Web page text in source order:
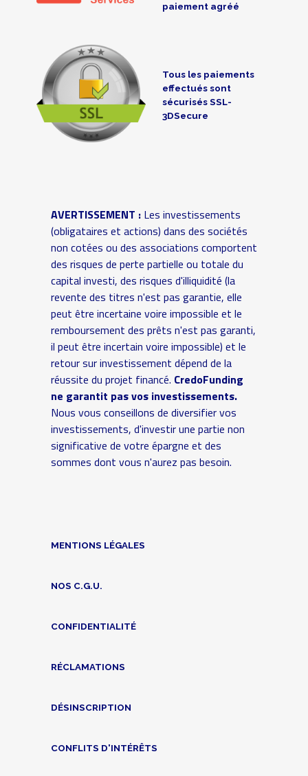
paiement agréé
Tous les paiements
effectués sont
sécurisés SSL-
3DSecure
AVERTISSEMENT :Les investissements
(obligataires et actions) dans des sociétés
non cotées ou des associations comportent
des risques de perte partielle ou totale du
capital investi, des risques d'illiquidité (la
revente des titres n'est pas garantie, elle
peut être incertaine voire impossible et le
remboursement des prêts n'est pas garanti,
il peut être incertain voire impossible) et le
retour sur investissement dépend de la
réussite du projet financé. CredoFunding
ne garantit pas vos investissements.
Nous vous conseillons de diversifier vos
investissements, d'investir une partie non
significative de votre épargne et des
sommes dont vous n'aurez pas besoin.
MENTIONS LÉGALES
NOS C.G.U.
CONFIDENTIALITÉ
RÉCLAMATIONS
DÉSINSCRIPTION
CONFLITS D'INTÉRÊTS